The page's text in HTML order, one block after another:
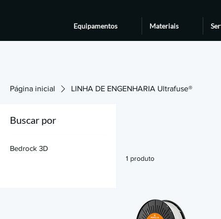
Equipamentos Materiais
Página inicial LINHA DE ENGENHARIA Ultrafuse®
Buscar por
Bedrock 3D
1 produto